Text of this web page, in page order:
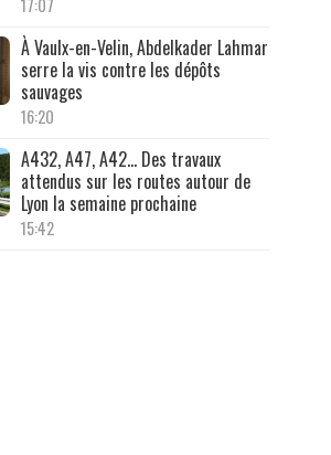
17:07
À Vaulx-en-Velin, Abdelkader Lahmar
serre la vis contre les dépôts
sauvages
16:20
A432, A47, A42… Des travaux
attendus sur les routes autour de
Lyon la semaine prochaine
15:42